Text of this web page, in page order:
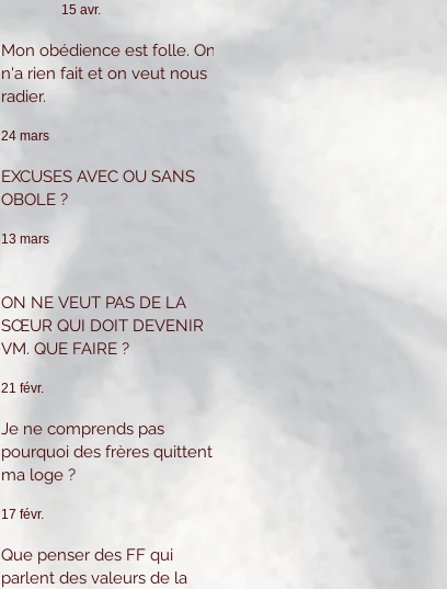
Surveillant cela
m'inquiète beaucoup
car je n'ai pas le
savoir ni l'expérience
15 avr.
Mon obédience est folle. On
n'a rien fait et on veut nous
radier.
24 mars
EXCUSES AVEC OU SANS
OBOLE ?
13 mars
ON NE VEUT PAS DE LA
SŒUR QUI DOIT DEVENIR
VM. QUE FAIRE ?
21 févr.
Je ne comprends pas
pourquoi des frères quittent
ma loge ?
17 févr.
Que penser des FF qui
parlent des valeurs de la